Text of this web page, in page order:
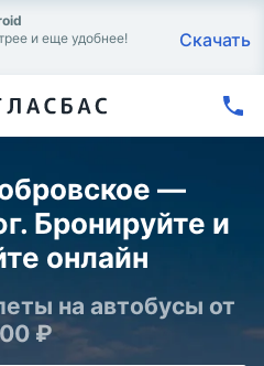
и еще удобнее!
Скачать
—
Бронируйте и
онлайн
на автобусы от
₽